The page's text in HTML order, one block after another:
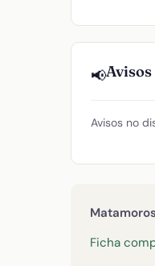
📢
Avisos no
Ficha